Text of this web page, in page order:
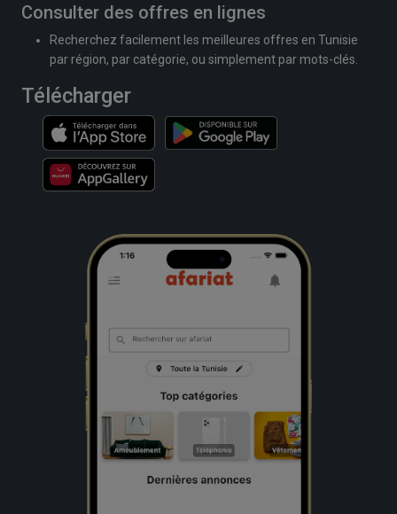
Consulter des offres en lignes
Recherchez facilement les meilleures offres en Tunisie
par région, par catégorie, ou simplement par mots-clés.
Télécharger